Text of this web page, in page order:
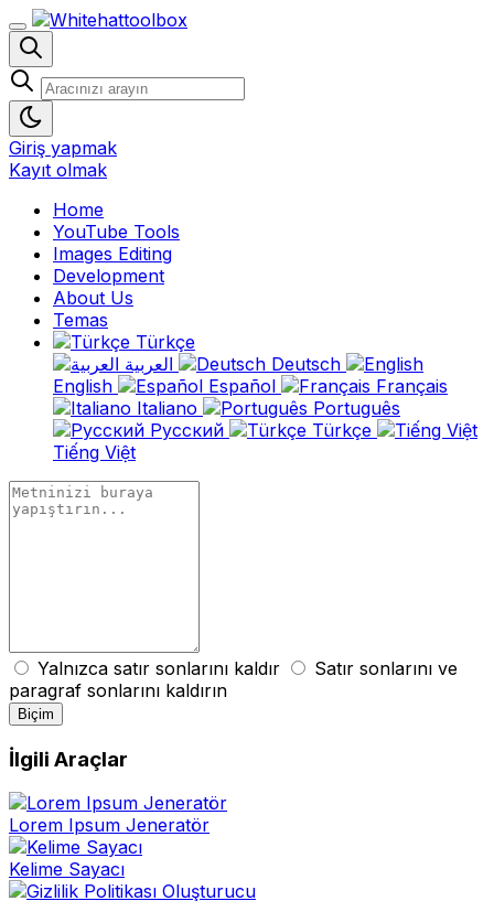
Giriş yapmak
Kayıt olmak
Home
YouTube Tools
Images Editing
Development
About Us
Temas
Türkçe
Deutsch
English
Español
Français
Italiano
Português
Русский
Türkçe
Tiếng Việt
Yalnızca satır sonlarını kaldır
Satır sonlarını ve
paragraf sonlarını kaldırın
Biçim
İlgili Araçlar
Lorem Ipsum Jeneratör
Kelime Sayacı